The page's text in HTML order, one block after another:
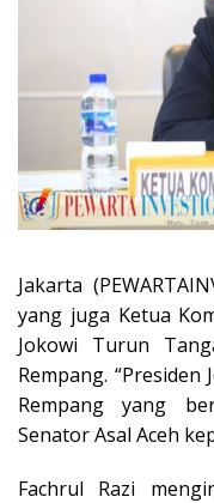
Jakarta
yang juga Ketua
Jokowi Turun
Rempang.
Rempang yang
Senator Asal Aceh
Fachrul Razi